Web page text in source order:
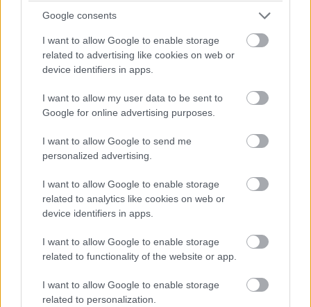
Google consents
I want to allow Google to enable storage
related to advertising like cookies on web or
device identifiers in apps.
I want to allow my user data to be sent to
Google for online advertising purposes.
I want to allow Google to send me
personalized advertising.
I want to allow Google to enable storage
related to analytics like cookies on web or
device identifiers in apps.
I want to allow Google to enable storage
related to functionality of the website or app.
I want to allow Google to enable storage
related to personalization.
12. „A hamburgi tömegközlekedési eszközökön ingyen
elvihetsz egy könyvet, és bármikor visszaadhatod, ha
végeztél.”